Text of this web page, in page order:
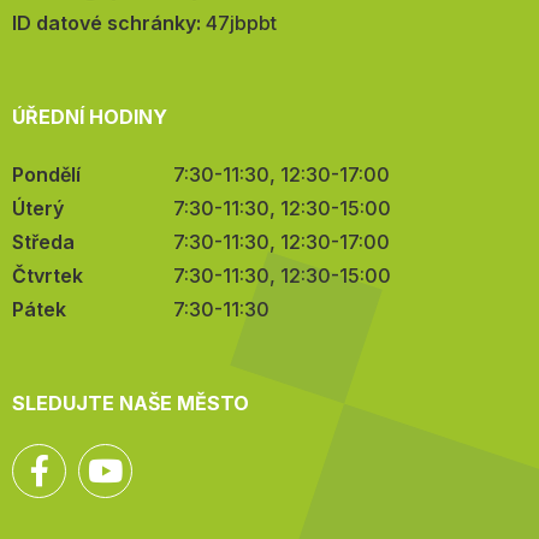
mail:
ID datové schránky: 47jbpbt
ÚŘEDNÍ HODINY
Pondělí
7:30-11:30, 12:30-17:00
Úterý
7:30-11:30, 12:30-15:00
Středa
7:30-11:30, 12:30-17:00
Čtvrtek
7:30-11:30, 12:30-15:00
Pátek
7:30-11:30
SLEDUJTE NAŠE MĚSTO
Facebook